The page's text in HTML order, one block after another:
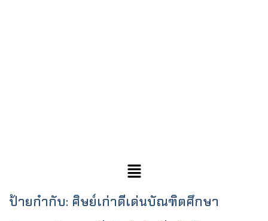
ป้ายกำกับ: ศิษย์เก่าดีเด่นบัณฑิตศึกษา